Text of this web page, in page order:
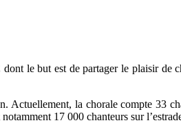
le but est de partager le plaisir de
Actuellement, la chorale compte 33
17 000 chanteurs sur